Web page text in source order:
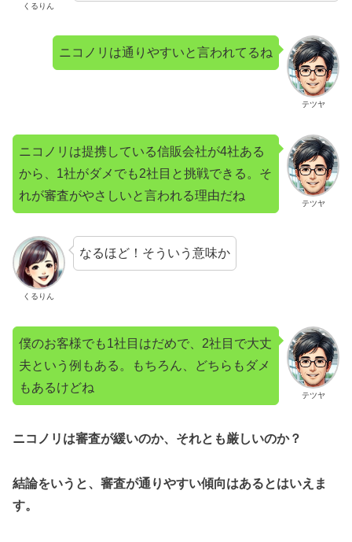
くるりん
テツヤ
ニコノリは通りやすいと言われてるね
テツヤ
ニコノリは提携している信販会社が4社ある
から、1社がダメでも2社目と挑戦できる。そ
れが審査がやさしいと言われる理由だね
くるりん
なるほど！そういう意味か
テツヤ
僕のお客様でも1社目はだめで、2社目で大丈
夫という例もある。もちろん、どちらもダメ
もあるけどね
ニコノリは審査が緩いのか、それとも厳しいのか？
結論をいうと、審査が通りやすい傾向はあるとはいえま
す。